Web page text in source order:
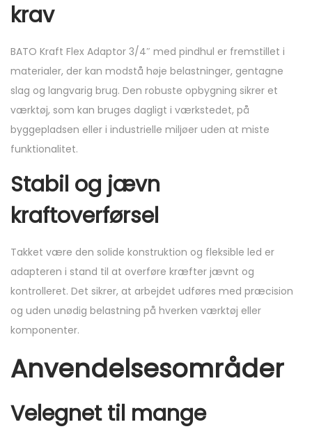
krav
BATO Kraft Flex Adaptor 3/4″ med pindhul er fremstillet i
materialer, der kan modstå høje belastninger, gentagne
slag og langvarig brug. Den robuste opbygning sikrer et
værktøj, som kan bruges dagligt i værkstedet, på
byggepladsen eller i industrielle miljøer uden at miste
funktionalitet.
Stabil og jævn
kraftoverførsel
Takket være den solide konstruktion og fleksible led er
adapteren i stand til at overføre kræfter jævnt og
kontrolleret. Det sikrer, at arbejdet udføres med præcision
og uden unødig belastning på hverken værktøj eller
komponenter.
Anvendelsesområder
Velegnet til mange